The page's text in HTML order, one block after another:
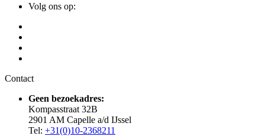
Volg ons op:
Contact
Geen bezoekadres:
Kompasstraat 32B
2901 AM Capelle a/d IJssel
Tel: +31(0)10-2368211